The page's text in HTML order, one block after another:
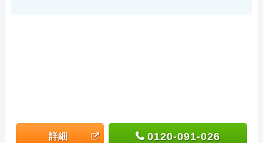
詳細 0120-091-026